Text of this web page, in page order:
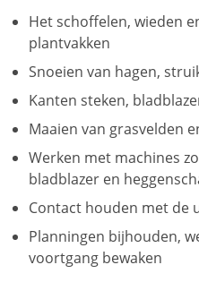
Het schoffelen, wieden
plantvakken
Snoeien van hagen,
Kanten steken,
Maaien van grasvelden
Werken met machines
bladblazer en
Contact houden met de
Planningen bijhouden,
voortgang bewaken